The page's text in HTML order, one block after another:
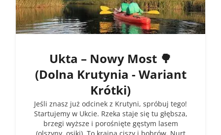
Ukta – Nowy Most 🌳
(Dolna Krutynia - Wariant
Krótki)
Jeśli znasz już odcinek z Krutyni, spróbuj tego!
Startujemy w Ukcie. Rzeka staje się tu głębsza,
brzegi wyższe i porośnięte gęstym lasem